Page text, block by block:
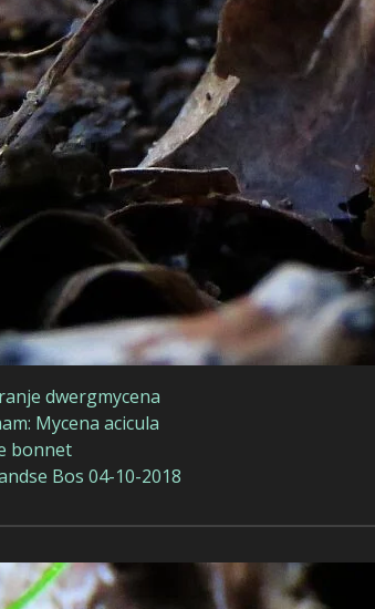
dwergmycena
Mycena acicula
bonnet
Bos 04-10-2018